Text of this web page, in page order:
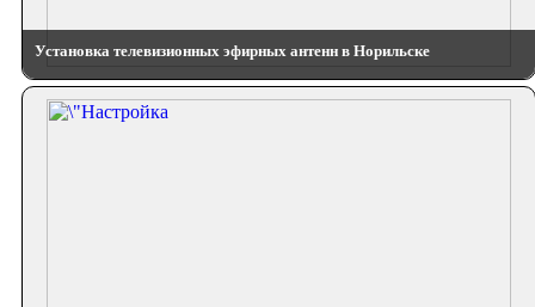
Установка телевизионных эфирных антенн в Норильске